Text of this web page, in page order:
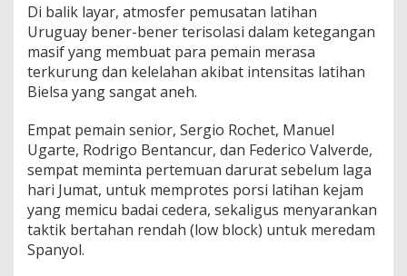
Di balik layar, atmosfer pemusatan latihan
Uruguay bener-bener terisolasi dalam ketegangan
masif yang membuat para pemain merasa
terkurung dan kelelahan akibat intensitas latihan
Bielsa yang sangat aneh.
Empat pemain senior, Sergio Rochet, Manuel
Ugarte, Rodrigo Bentancur, dan Federico Valverde,
sempat meminta pertemuan darurat sebelum laga
hari Jumat, untuk memprotes porsi latihan kejam
yang memicu badai cedera, sekaligus menyarankan
taktik bertahan rendah (low block) untuk meredam
Spanyol.